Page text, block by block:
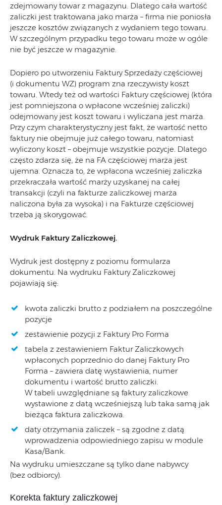
zdejmowany towar z magazynu. Dlatego cała wartość
zaliczki jest traktowana jako marża – firma nie poniosła
jeszcze kosztów związanych z wydaniem tego towaru.
W szczególnym przypadku tego towaru może w ogóle
nie być jeszcze w magazynie.
Dopiero po utworzeniu Faktury Sprzedaży częściowej
(i dokumentu WZ) program zna rzeczywisty koszt
towaru. Wtedy też od wartości Faktury częściowej (która
jest pomniejszona o wpłacone wcześniej zaliczki)
odejmowany jest koszt towaru i wyliczana jest marża.
Przy czym charakterystyczny jest fakt, że wartość netto
faktury nie obejmuje już całego towaru, natomiast
wyliczony koszt – obejmuje wszystkie pozycje. Dlatego
często zdarza się, że na FA częściowej marża jest
ujemna. Oznacza to, że wpłacona wcześniej zaliczka
przekraczała wartość marży uzyskanej na całej
transakcji (czyli na fakturze zaliczkowej marża
naliczona była za wysoka) i na Fakturze częściowej
trzeba ją skorygować.
Wydruk Faktury Zaliczkowej.
Wydruk jest dostępny z poziomu formularza
dokumentu. Na wydruku Faktury Zaliczkowej
pojawiają się:
kwota zaliczki brutto z podziałem na poszczególne
pozycje
zestawienie pozycji z Faktury Pro Forma
tabela z zestawieniem Faktur Zaliczkowych
wpłaconych poprzednio do danej Faktury Pro
Forma – zawiera datę wystawienia, numer
dokumentu i wartość brutto zaliczki.
W tabeli uwzględniane są faktury zaliczkowe
wystawione z datą wcześniejszą lub taka samą jak
bieżąca faktura zaliczkowa.
daty otrzymania zaliczek – są zgodne z datą
wprowadzenia odpowiedniego zapisu w module
Kasa/Bank.
Na wydruku umieszczane są tylko dane nabywcy
(bez odbiorcy).
Korekta faktury zaliczkowej